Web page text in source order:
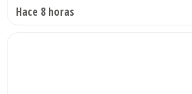
Hace 8 horas